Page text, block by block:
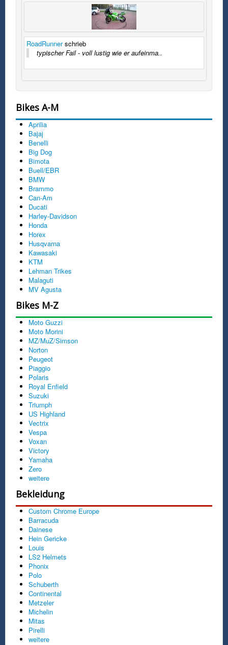
RoadRunnerschrieb
typischer Fail - voll lustig wie er aufeinma..
Bikes A-M
Aprilia
Bajaj
Benelli
Big Dog
Bimota
Buell/EBR
BMW
Brammo
Can-Am
Ducati
Harley-Davidson
Honda
Horex
Husqvarna
Kawasaki
KTM
Lehman Trikes
Malaguti
MV Agusta
Bikes M-Z
Moto Guzzi
Moto Morini
MZ/MuZ/Simson
Norton
Peugeot
Piaggio
Polaris
Royal Enfield
Suzuki
Triumph
US Highland
Vectrix
Vespa
Voxan
Victory
Yamaha
Zero
weitere
Bekleidung
Custom Chrome Europe
Barracuda
Dainese
Hein Gericke
Louis
LS2 Helmets
Phonix
Polo
Schuberth
Continental
Metzeler
Michelin
Mitas
Pirelli
weitere